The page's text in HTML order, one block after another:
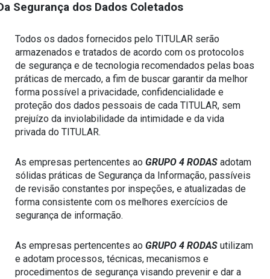
Segurança dos Dados Coletados
Todos os dados fornecidos pelo TITULAR serão
armazenados e tratados de acordo com os protocolos
de segurança e de tecnologia recomendados pelas boas
práticas de mercado, a fim de buscar garantir da melhor
forma possível a privacidade, confidencialidade e
proteção dos dados pessoais de cada TITULAR, sem
prejuízo da inviolabilidade da intimidade e da vida
privada do TITULAR.
As empresas pertencentes ao GRUPO 4 RODAS adotam
sólidas práticas de Segurança da Informação, passíveis
de revisão constantes por inspeções, e atualizadas de
forma consistente com os melhores exercícios de
segurança de informação.
As empresas pertencentes ao GRUPO 4 RODAS utilizam
e adotam processos, técnicas, mecanismos e
procedimentos de segurança visando prevenir e dar a